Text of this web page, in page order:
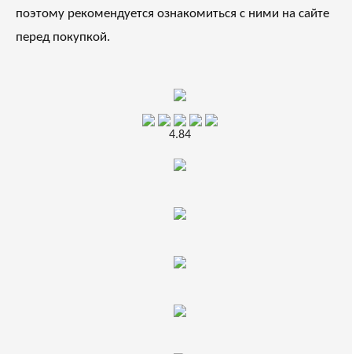
поэтому рекомендуется ознакомиться с ними на сайте
перед покупкой.
4.84